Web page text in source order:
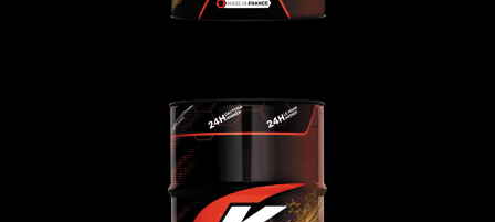
TRUCKING 10W-40 MT9